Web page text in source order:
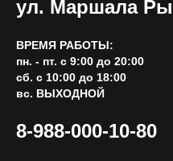
ул. Маршала
ВРЕМЯ РАБОТЫ:
пн. - пт. c 9:00 до 20:00
сб. с 10:00 до 18:00
вс. ВЫХОДНОЙ
8-988-000-10-80